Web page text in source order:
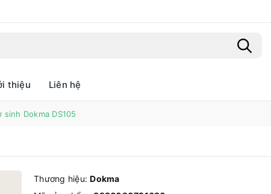
Bạn chưa xem sản phẩm nào
thiệu Liên hệ
sinh Dokma DS105
Thương hiệu:Dokma